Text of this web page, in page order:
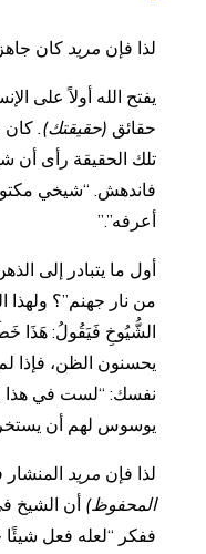
لذا فإن مريد كان
يفتح الله أولاً على
حقائق(حقيقتك).كان
تلك الحقيقة رأى أن
فاندهش. “شيخي
أعرفه”.”
أول ما يتبادر إلى
من نار جهنم”؟ ولهذا
الشُّيُوخِ فَيَقُولُ: هَذَا
يحسنون الظن، فإذا
نفسك: “لست في هذا
يوسوس لهم أن
لذا فإن مريد
المحفوظ) أن الشيخ
ففكر “لعله فعل شيئًا